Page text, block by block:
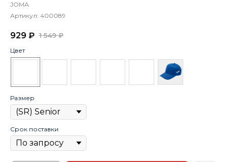
JOMA
Артикул: 400089
929 ₽ 1 549 ₽
Цвет
Размер
Срок поставки